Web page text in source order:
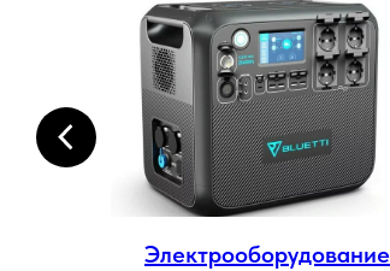
Электрооборудование